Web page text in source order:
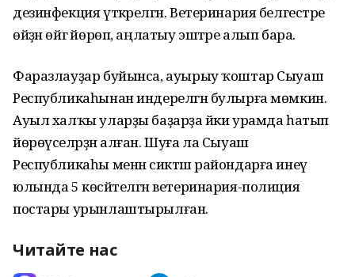
дезинфекция үткәрелгән. Ветеринария белгестәре
өйҙән өйгә йөрөп, аңлатыу эштәре алып бара.
Фаразлауҙар буйынса, ауырыу ҡоштар Сыуаш
Республикаһынан индерелгән булырға мөмкин.
Ауыл халҡы уларҙы баҙарҙа йәки урамда һатып
йөрөүселәрҙән алған. Шуға ла Сыуаш
Республикаһы менән сиктәш райондарға инеү
юлында 5 көсәйтелгән ветеринария-полиция
постары урынлаштырылған.
Читайте нас